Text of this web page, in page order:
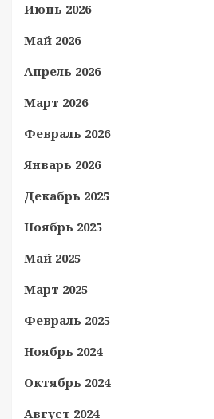
Июнь 2026
Май 2026
Апрель 2026
Март 2026
Февраль 2026
Январь 2026
Декабрь 2025
Ноябрь 2025
Май 2025
Март 2025
Февраль 2025
Ноябрь 2024
Октябрь 2024
Август 2024